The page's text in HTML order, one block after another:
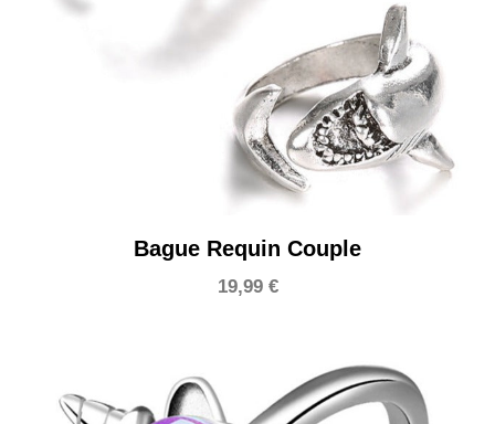
Bague Requin Couple
19,99 €